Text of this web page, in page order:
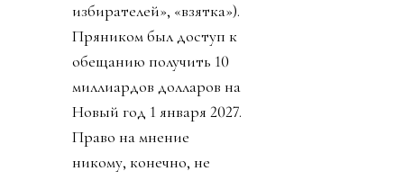
избирателей», «взятка»).
Пряником был доступ к
обещанию получить 10
миллиардов долларов на
Новый год 1 января 2027.
Право на мнение
никому, конечно, не